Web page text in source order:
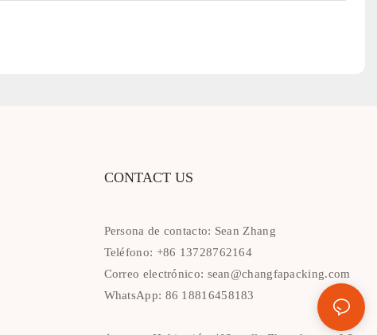
CONTACT US
Persona de contacto: Sean Zhang
Teléfono: +86 13728762164
Correo electrónico: sean@changfapacking.com
WhatsApp: 86 18816458183